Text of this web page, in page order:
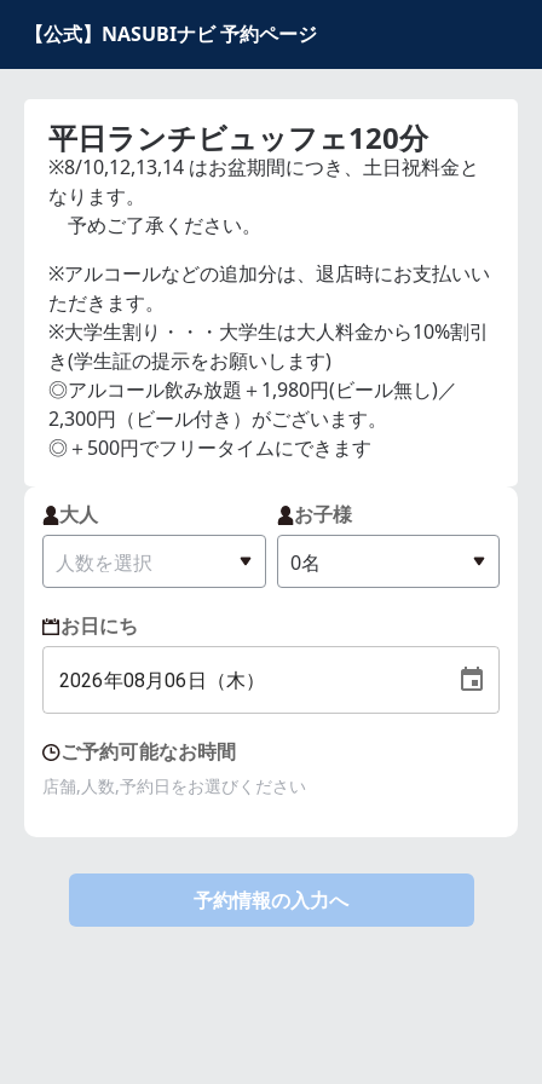
【公式】NASUBIナビ 予約ページ
平日ランチビュッフェ120分
※8/10,12,13,14 はお盆期間につき、土日祝料金と
なります。
予めご了承ください。
※アルコールなどの追加分は、退店時にお支払いい
ただきます。
※大学生割り・・・大学生は大人料金から10%割引
き(学生証の提示をお願いします)
◎アルコール飲み放題＋1,980円(ビール無し)／
2,300円（ビール付き）がございます。
◎＋500円でフリータイムにできます
大人 お子様
お日にち
2026年08 月06 日（木）
ご予約可能なお時間
店舗,人数,予約日をお選びください
予約情報の入力へ